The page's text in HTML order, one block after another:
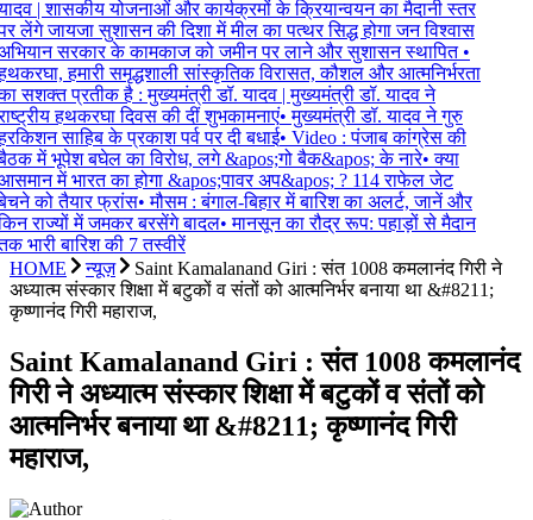
| शासकीय योजनाओं और कार्यक्रमों के क्रियान्वयन का मैदानी स्तर
लेंगे जायजा सुशासन की दिशा में मील का पत्थर सिद्ध होगा जन विश्वास
सरकार के कामकाज को जमीन पर लाने और सुशासन स्थापित •
हमारी समृद्धशाली सांस्कृतिक विरासत, कौशल और आत्मनिर्भरता
सशक्त प्रतीक है : मुख्यमंत्री डॉ. यादव | मुख्यमंत्री डॉ. यादव ने
हथकरघा दिवस की दीं शुभकामनाएं• मुख्यमंत्री डॉ. यादव ने गुरु
साहिब के प्रकाश पर्व पर दी बधाई• Video : पंजाब कांग्रेस की
में भूपेश बघेल का विरोध, लगे &apos;गो बैक&apos; के नारे• क्या
में भारत का होगा &apos;पावर अप&apos; ? 114 राफेल जेट
को तैयार फ्रांस• मौसम : बंगाल-बिहार में बारिश का अलर्ट, जानें और
राज्यों में जमकर बरसेंगे बादल• मानसून का रौद्र रूप: पहाड़ों से मैदान
भारी बारिश की 7 तस्वीरें
HOME
न्यूज़
Saint Kamalanand Giri : संत 1008 कमलानंद गिरी ने
अध्यात्म संस्कार शिक्षा में बटुकों व संतों को आत्मनिर्भर बनाया था &#8211;
कृष्णानंद गिरी महाराज,
Saint Kamalanand Giri : संत 1008 कमलानंद
गिरी ने अध्यात्म संस्कार शिक्षा में बटुकों व संतों को
आत्मनिर्भर बनाया था &#8211; कृष्णानंद गिरी
महाराज,